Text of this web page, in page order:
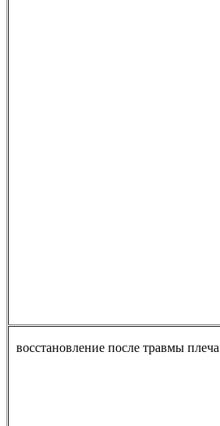
восстановление после травмы плеча